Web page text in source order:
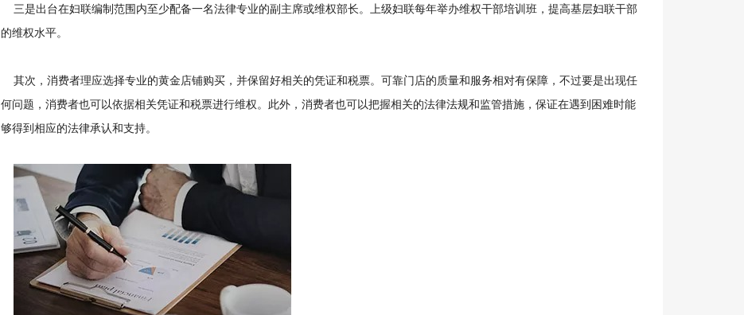
三是出台在妇联编制范围内至少配备一名法律专业的副主席或维权部长。上级妇联每年举办维权干部培训班，提高基层妇联干部
的维权水平。
其次，消费者理应选择专业的黄金店铺购买，并保留好相关的凭证和税票。可靠门店的质量和服务相对有保障，不过要是出现任
何问题，消费者也可以依据相关凭证和税票进行维权。此外，消费者也可以把握相关的法律法规和监管措施，保证在遇到困难时能
够得到相应的法律承认和支持。